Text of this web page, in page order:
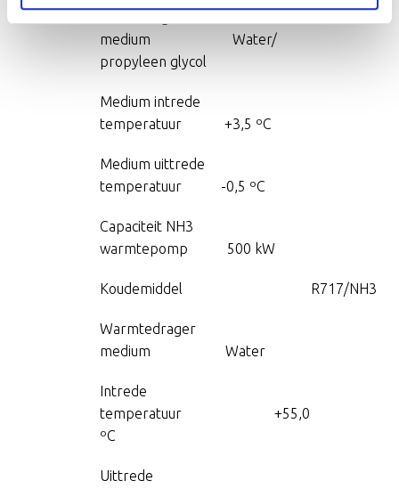
medium Water/
propyleen glycol
Medium intrede
temperatuur +3,5 ºC
Medium uittrede
temperatuur -0,5 ºC
Capaciteit NH3
warmtepomp 500 kW
Koudemiddel R717/NH3
Warmtedrager
medium Water
Intrede
temperatuur +55,0
ºC
Uittrede